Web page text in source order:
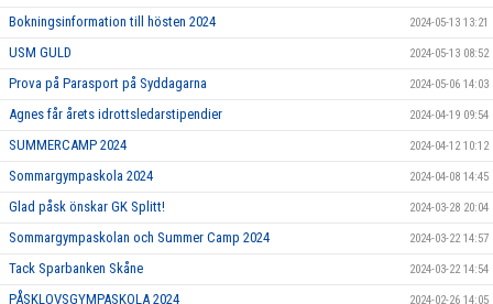
Bokningsinformation till hösten 2024 2024-05-13 13:21
USM GULD 2024-05-13 08:52
Prova på Parasport på Syddagarna 2024-05-06 14:03
Agnes får årets idrottsledarstipendier 2024-04-19 09:54
SUMMERCAMP 2024 2024-04-12 10:12
Sommargympaskola 2024 2024-04-08 14:45
Glad påsk önskar GK Splitt! 2024-03-28 20:04
Sommargympaskolan och Summer Camp 2024 2024-03-22 14:57
Tack Sparbanken Skåne 2024-03-22 14:54
PÅSKLOVSGYMPASKOLA 2024 2024-02-26 14:05